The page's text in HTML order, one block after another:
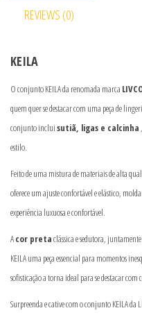
REVIEWS (0)
KEILA
O conjunto KEILA da renomada marca
quem quer se destacar com uma peça de
conjunto incluisutiã, ligas e calcinha
estilo.
Feito de uma mistura de materiais de alta
oferece um ajuste confortável e elástico,
experiência luxuosa e confortável.
Acor pretaclássica e sedutora,
KEILA uma peça essencial para momentos
sofisticação a torna ideal para se destacar
Surpreenda e cative com o conjunto KEILA da